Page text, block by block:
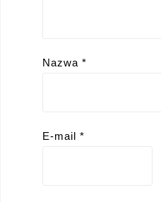
Nazwa *
E-mail *